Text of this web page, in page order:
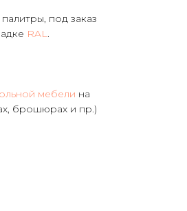
под заказ
RAL.
мебели на
брошюрах и пр.)